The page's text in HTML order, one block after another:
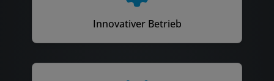
Innovativer Betrieb